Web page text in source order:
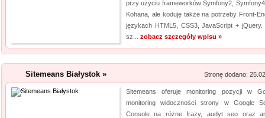
Archiwizacja
Oferujemy zgłaszającym się
archiwizacyjne. Dzięki nam
informacji jest naszym
przy użyciu frameworków Symfony2,
Kohana, ale koduję także na potrzeby Front-
językach HTML5, CSS3, JavaScript + jQuery.
sz... zobacz szczegóły wpisu »
Sitemeans Białystok » Stronę dodano:
Sitemeans oferuje monitoring pozycji w
monitoring widoczności strony w Google
Console na różne frazy, audyt seo oraz